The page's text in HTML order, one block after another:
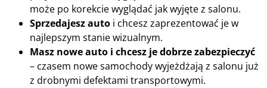
może po korekcie wyglądać jak wyjęte z salonu.
Sprzedajesz auto i chcesz zaprezentować je w
najlepszym stanie wizualnym.
Masz nowe auto i chcesz je dobrze zabezpieczyć
– czasem nowe samochody wyjeżdżają z salonu już
z drobnymi defektami transportowymi.